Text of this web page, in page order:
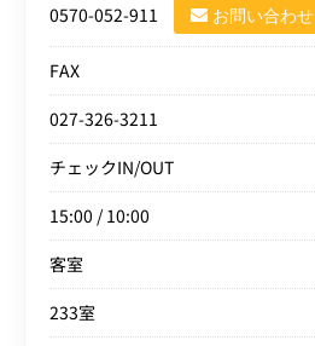
0570-052-911 お問い合わせ
FAX
027-326-3211
チェックIN/OUT
15:00 / 10:00
客室
233室